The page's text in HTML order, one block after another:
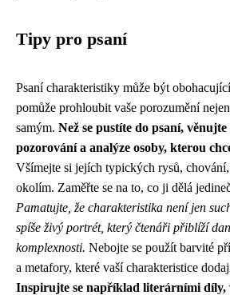
Tipy pro psaní
Psaní charakteristiky může být
pomůže prohloubit vaše porozumění
samým. Než se pustíte do psaní,
pozorování a analýze osoby, kterou
Všímejte si jejích typických rysů,
okolím. Zaměřte se na to, co ji dělá
Pamatujte, že charakteristika není jen
spíše živý portrét, který čtenáři přiblíží
komplexnosti. Nebojte se použít barvité
a metafory, které vaší charakteristice
Inspirujte se například literárními díly,